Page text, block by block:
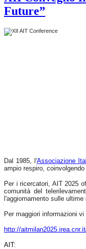
Future”
Dal 1985, l'Associazione
ampio respiro,
Per i ricercatori, AIT 2025
comunità del
l'aggiornamento sulle
Per maggiori informazioni
http://
AIT: